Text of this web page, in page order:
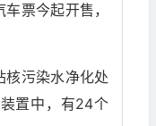
票今起开售，
核污染水净化处
置中，有24个